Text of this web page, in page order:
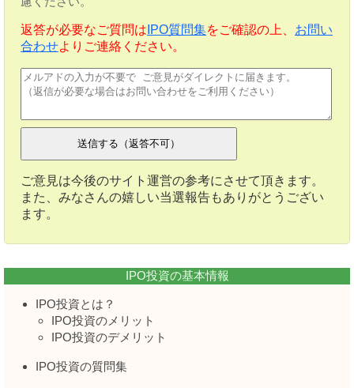
返答が必要なご質問は IPO質問集をご確認の上、 お問い
合わせよりご連絡ください。
ご意見は今後のサイト運営の参考にさせて頂きます。
また、みなさんの嬉しい当選報告もありがとうござい
ます。
IPO投資の基本情報
IPO投資とは？
IPO投資のメリット
IPO投資のデメリット
IPO投資の質問集